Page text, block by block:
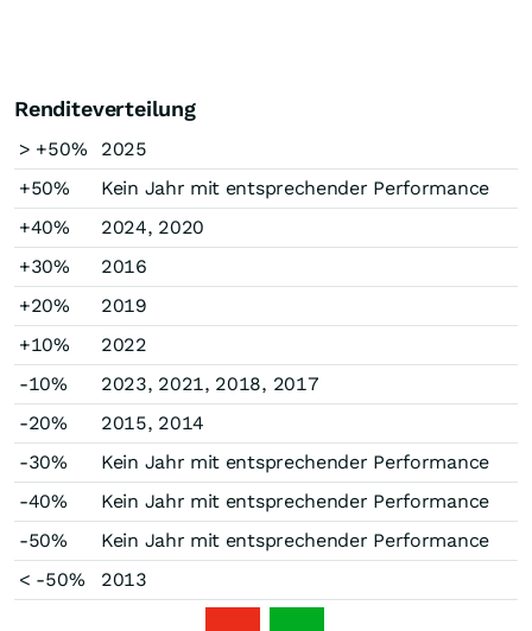
Renditeverteilung
> +50%
2025
+50%
Kein Jahr mit entsprechender Performance
+40%
2024, 2020
+30%
2016
+20%
2019
+10%
2022
-10%
2023, 2021, 2018, 2017
-20%
2015, 2014
-30%
Kein Jahr mit entsprechender Performance
-40%
Kein Jahr mit entsprechender Performance
-50%
Kein Jahr mit entsprechender Performance
< -50%
2013